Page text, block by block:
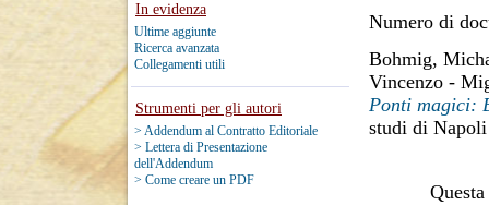
In evidenza
Ultime aggiunte
Ricerca avanzata
Collegamenti utili
Strumenti per gli autori
> Addendum al Contratto Editoriale
> Lettera di Presentazione
dell'Addendum
> Come creare un PDF
Numero di
Bohmig,
Vincenzo -
Ponti magici:
studi di